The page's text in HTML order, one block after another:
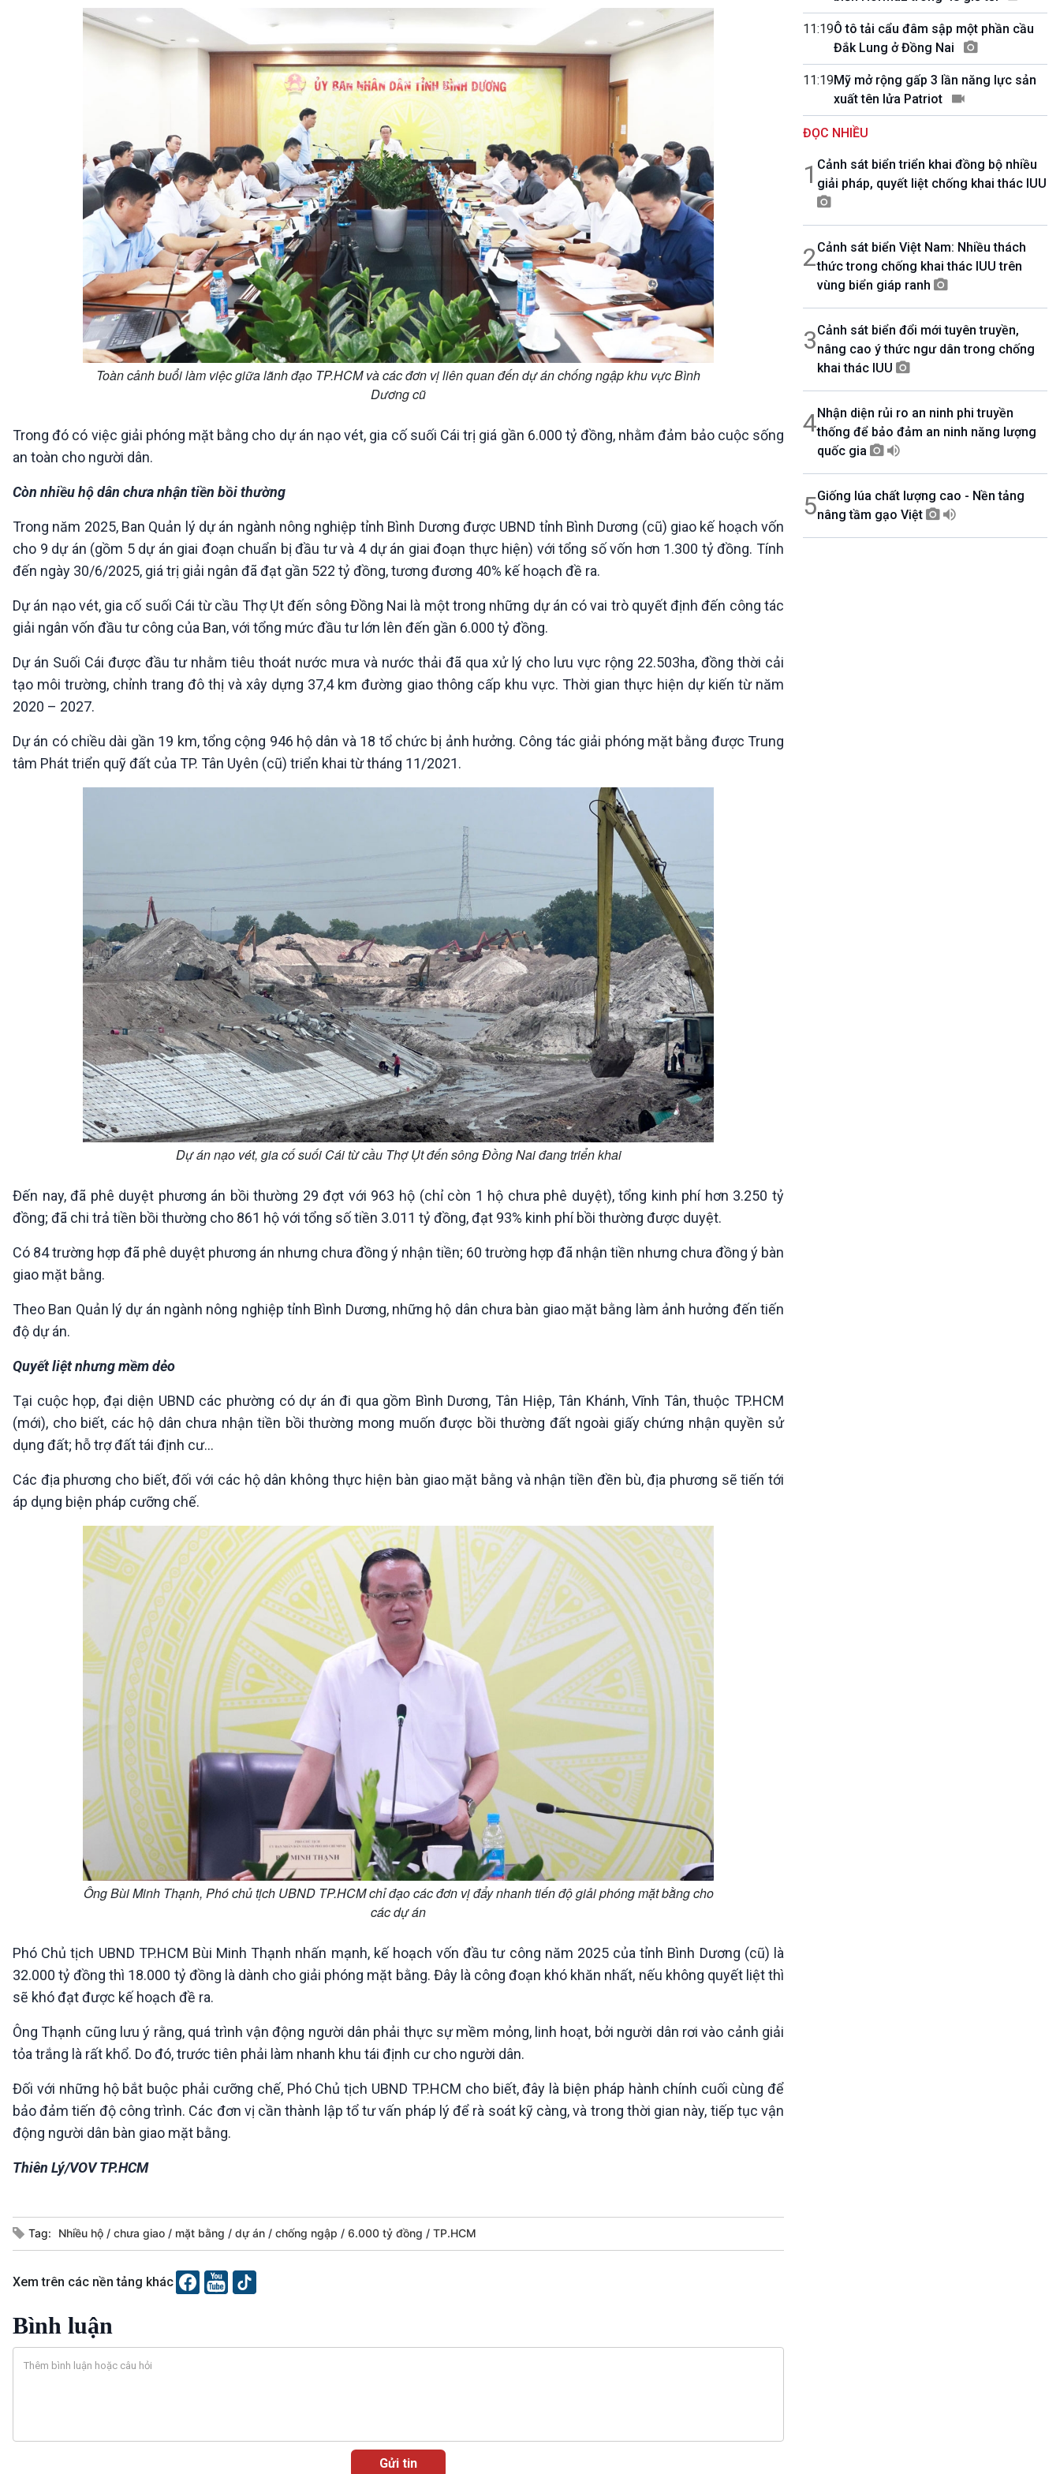
360 độ Sức khỏe
Chuyển đổi Xanh
Tài nguyên và Môi trường
Kết nối công nghệ
Sống chung với biến đổi
khí hậu
Chát với người nổi tiếng
Câu chuyện Thể thao
Infographic
E-Magazine
10 phút Sự kiện - Luận bàn
Câu chuyện thời sự
Dòng chảy sự kiện
Đối thoại
Diễn đàn chủ nhật
Chuyện đêm
Thanh âm ký sự
Chân dung cuộc sống
Các chương trình đặc biệt
Toàn cảnh buổi làm việc giữa lãnh đạo TP.HCM và các đơn vị liên quan đến dự án chống ngập khu vực Bình
Dương cũ
Trong đó có việc giải phóng mặt bằng cho dự án nạo vét, gia cố suối Cái trị giá gần 6.000 tỷ đồng, nhằm đảm bảo cuộc sống
an toàn cho người dân.
Còn nhiều hộ dân chưa nhận tiền bồi thường
Trong năm 2025, Ban Quản lý dự án ngành nông nghiệp tỉnh Bình Dương được UBND tỉnh Bình Dương (cũ) giao kế hoạch vốn
cho 9 dự án (gồm 5 dự án giai đoạn chuẩn bị đầu tư và 4 dự án giai đoạn thực hiện) với tổng số vốn hơn 1.300 tỷ đồng. Tính
đến ngày 30/6/2025, giá trị giải ngân đã đạt gần 522 tỷ đồng, tương đương 40% kế hoạch đề ra.
Dự án nạo vét, gia cố suối Cái từ cầu Thợ Ụt đến sông Đồng Nai là một trong những dự án có vai trò quyết định đến công tác
giải ngân vốn đầu tư công của Ban, với tổng mức đầu tư lớn lên đến gần 6.000 tỷ đồng.
Dự án Suối Cái được đầu tư nhằm tiêu thoát nước mưa và nước thải đã qua xử lý cho lưu vực rộng 22.503ha, đồng thời cải
tạo môi trường, chỉnh trang đô thị và xây dựng 37,4 km đường giao thông cấp khu vực. Thời gian thực hiện dự kiến từ năm
2020 – 2027.
Dự án có chiều dài gần 19 km, tổng cộng 946 hộ dân và 18 tổ chức bị ảnh hưởng. Công tác giải phóng mặt bằng được Trung
tâm Phát triển quỹ đất của TP. Tân Uyên (cũ) triển khai từ tháng 11/2021.
Dự án nạo vét, gia cố suối Cái từ cầu Thợ Ụt đến sông Đồng Nai đang triển khai
Đến nay, đã phê duyệt phương án bồi thường 29 đợt với 963 hộ (chỉ còn 1 hộ chưa phê duyệt), tổng kinh phí hơn 3.250 tỷ
đồng; đã chi trả tiền bồi thường cho 861 hộ với tổng số tiền 3.011 tỷ đồng, đạt 93% kinh phí bồi thường được duyệt.
Có 84 trường hợp đã phê duyệt phương án nhưng chưa đồng ý nhận tiền; 60 trường hợp đã nhận tiền nhưng chưa đồng ý bàn
giao mặt bằng.
Theo Ban Quản lý dự án ngành nông nghiệp tỉnh Bình Dương, những hộ dân chưa bàn giao mặt bằng làm ảnh hưởng đến tiến
độ dự án.
Quyết liệt nhưng mềm dẻo
Tại cuộc họp, đại diện UBND các phường có dự án đi qua gồm Bình Dương, Tân Hiệp, Tân Khánh, Vĩnh Tân, thuộc TP.HCM
(mới), cho biết, các hộ dân chưa nhận tiền bồi thường mong muốn được bồi thường đất ngoài giấy chứng nhận quyền sử
dụng đất; hỗ trợ đất tái định cư...
Các địa phương cho biết, đối với các hộ dân không thực hiện bàn giao mặt bằng và nhận tiền đền bù, địa phương sẽ tiến tới
áp dụng biện pháp cưỡng chế.
Ông Bùi Minh Thạnh, Phó chủ tịch UBND TP.HCM chỉ đạo các đơn vị đẩy nhanh tiến độ giải phóng mặt bằng cho
các dự án
Phó Chủ tịch UBND TP.HCM Bùi Minh Thạnh nhấn mạnh, kế hoạch vốn đầu tư công năm 2025 của tỉnh Bình Dương (cũ) là
32.000 tỷ đồng thì 18.000 tỷ đồng là dành cho giải phóng mặt bằng. Đây là công đoạn khó khăn nhất, nếu không quyết liệt thì
sẽ khó đạt được kế hoạch đề ra.
Ông Thạnh cũng lưu ý rằng, quá trình vận động người dân phải thực sự mềm mỏng, linh hoạt, bởi người dân rơi vào cảnh giải
tỏa trắng là rất khổ. Do đó, trước tiên phải làm nhanh khu tái định cư cho người dân.
Đối với những hộ bắt buộc phải cưỡng chế, Phó Chủ tịch UBND TP.HCM cho biết, đây là biện pháp hành chính cuối cùng để
bảo đảm tiến độ công trình. Các đơn vị cần thành lập tổ tư vấn pháp lý để rà soát kỹ càng, và trong thời gian này, tiếp tục vận
động người dân bàn giao mặt bằng.
Thiên Lý/VOV TP.HCM
Tag: Nhiều hộ chưa giao mặt bằng dự án chống ngập 6.000 tỷ đồng TP.HCM
Xem trên các nền tảng khác
Bình luận
11:19Ô tô tải cẩu đâm sập một phần cầu
Đắk Lung ở Đồng Nai
11:19Mỹ mở rộng gấp 3 lần năng lực sản
xuất tên lửa Patriot
ĐỌC NHIỀU
1 Cảnh sát biển triển khai đồng bộ nhiều
giải pháp, quyết liệt chống khai thác IUU
2Cảnh sát biển Việt Nam: Nhiều thách
thức trong chống khai thác IUU trên
vùng biển giáp ranh
3Cảnh sát biển đổi mới tuyên truyền,
nâng cao ý thức ngư dân trong chống
khai thác IUU
4Nhận diện rủi ro an ninh phi truyền
thống để bảo đảm an ninh năng lượng
quốc gia
5Giống lúa chất lượng cao - Nền tảng
nâng tầm gạo Việt